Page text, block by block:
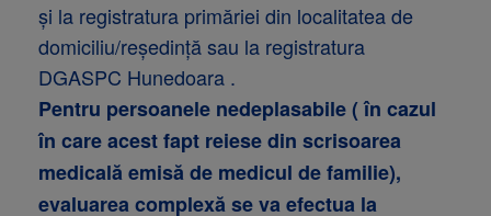
şi la registratura primăriei din localitatea de
domiciliu/reşedinţă sau la registratura
DGASPC Hunedoara .
Pentru persoanele nedeplasabile ( în cazul
în care acest fapt reiese din scrisoarea
medicală emisă de medicul de familie),
evaluarea complexă se va efectua la